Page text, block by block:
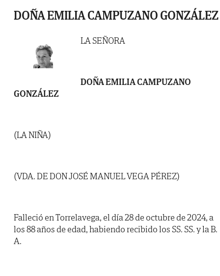
DOÑA EMILIA CAMPUZANO GONZÁLEZ
LA SEÑORA
DOÑA EMILIA CAMPUZANO
GONZÁLEZ
(LA NIÑA)
(VDA. DE DON JOSÉ MANUEL VEGA PÉREZ)
Falleció en Torrelavega, el día 28 de octubre de 2024, a
los 88 años de edad, habiendo recibido los SS. SS. y la B.
A.